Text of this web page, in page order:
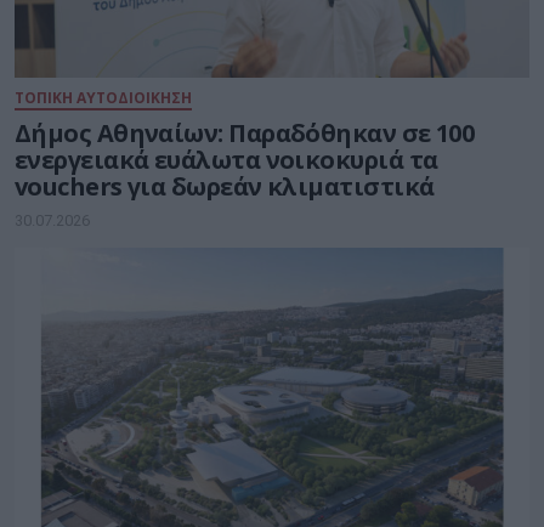
ΤΟΠΙΚΗ ΑΥΤΟΔΙΟΙΚΗΣΗ
Δήμος Αθηναίων: Παραδόθηκαν σε 100
ενεργειακά ευάλωτα νοικοκυριά τα
vouchers για δωρεάν κλιματιστικά
30.07.2026